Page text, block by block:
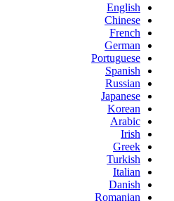
English
Chinese
French
German
Portuguese
Spanish
Russian
Japanese
Korean
Arabic
Irish
Greek
Turkish
Italian
Danish
Romanian